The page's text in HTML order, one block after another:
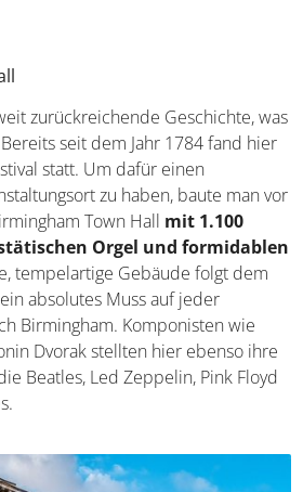
Bereits seit dem Jahr 1784
Festival statt. Um dafür
zu haben, baute
die Birmingham Town Hallmit
Orgel und
. Das auffällige, tempelartige
Stil und ist ein absolutes
durch Birmingham.
Grieg und Antonin Dvorak
Werke vor wie später die
Floyd oder die Rolling Stones.